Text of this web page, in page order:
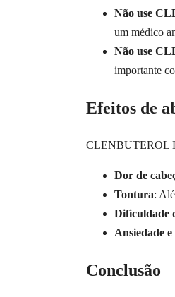
Não use
um médico
Não use
importante
Efeitos de
CLENBUTEROL
Dor de
Tontura:
Dificuldade
Ansiedade e
Conclusão